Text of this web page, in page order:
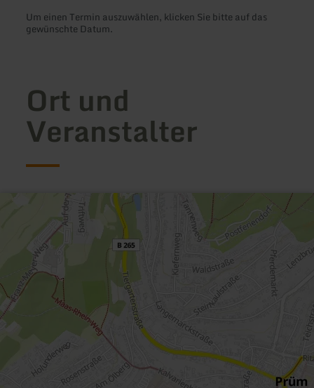
Um einen Termin auszuwählen, klicken Sie bitte auf das
gewünschte Datum.
Ort und
Veranstalter